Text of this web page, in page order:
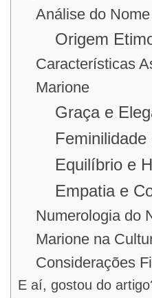
Análise do
Origem
Características
Marione
Graça e
Equilíbrio e
Empatia e
Numerologia do
Marione na
Considerações
E aí, gostou do